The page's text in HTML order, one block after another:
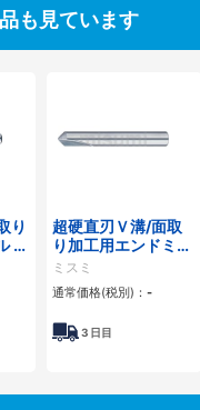
も見ています
り
2
超硬直刃Ｖ溝/面取
り加工用エンドミル
2枚刃/面取り
ミスミ
通常価格(税別)： -
3 日目